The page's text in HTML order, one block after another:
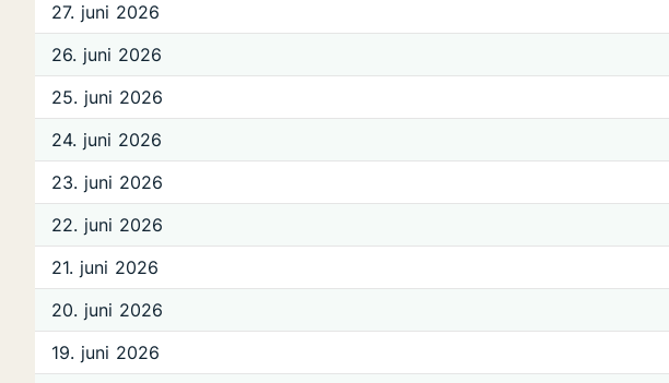
27. juni 2026
26. juni 2026
25. juni 2026
24. juni 2026
23. juni 2026
22. juni 2026
21. juni 2026
20. juni 2026
19. juni 2026